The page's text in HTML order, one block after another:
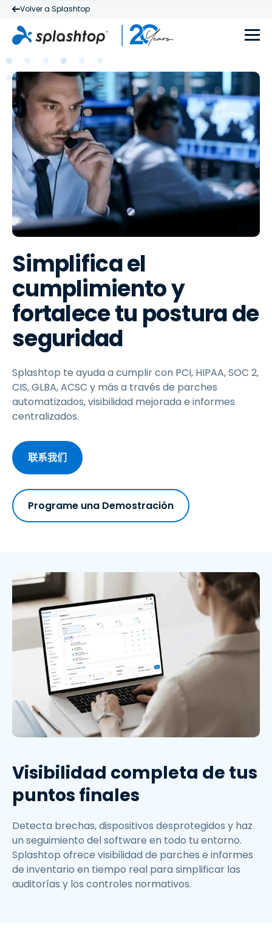
Volver a Splashtop
Simplifica el
cumplimiento y
fortalece tu postura de
seguridad
Splashtop te ayuda a cumplir con PCI, HIPAA, SOC 2,
CIS, GLBA, ACSC y más a través de parches
automatizados, visibilidad mejorada e informes
centralizados.
联系我们
Programe una Demostración
Visibilidad completa de tus
puntos finales
Detecta brechas, dispositivos desprotegidos y haz
un seguimiento del software en todo tu entorno.
Splashtop ofrece visibilidad de parches e informes
de inventario en tiempo real para simplificar las
auditorías y los controles normativos.